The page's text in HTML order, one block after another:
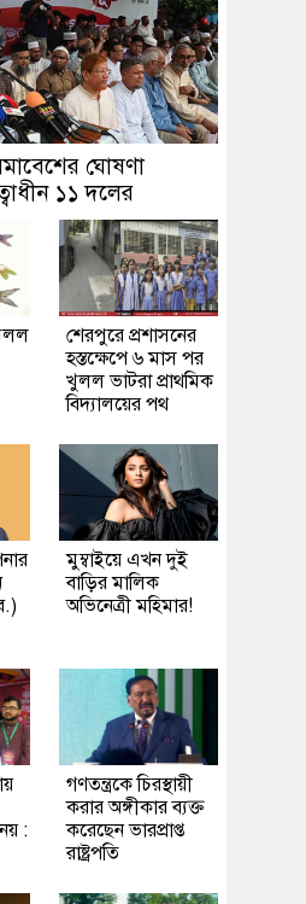
ঘোষণা
১১ দলের
শেরপুরে প্রশাসনের
হস্তক্ষেপে ৬ মাস পর
খুলল ভাটরা প্রাথমিক
বিদ্যালয়ের পথ
মুম্বাইয়ে এখন দুই
বাড়ির মালিক
অভিনেত্রী মহিমার!
:
গণতন্ত্রকে চিরস্থায়ী
করার অঙ্গীকার ব্যক্ত
করেছেন ভারপ্রাপ্ত
রাষ্ট্রপতি